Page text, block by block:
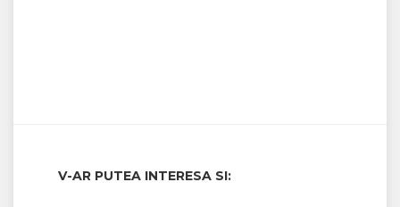
V-AR PUTEA INTERESA SI: